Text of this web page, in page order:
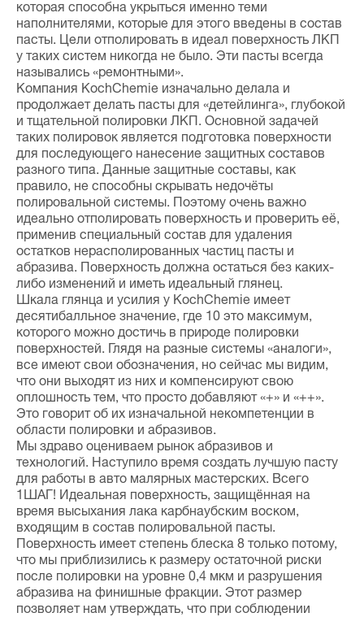
наполнителями, которые для этого введены в состав
пасты. Цели отполировать в идеал поверхность ЛКП
у таких систем никогда не было. Эти пасты всегда
назывались «ремонтными».
Компания KochChemie изначально делала и
продолжает делать пасты для «детейлинга», глубокой
и тщательной полировки ЛКП. Основной задачей
таких полировок является подготовка поверхности
для последующего нанесение защитных составов
разного типа. Данные защитные составы, как
правило, не способны скрывать недочёты
полировальной системы. Поэтому очень важно
идеально отполировать поверхность и проверить её,
применив специальный состав для удаления
остатков нерасполированных частиц пасты и
абразива. Поверхность должна остаться без каких-
либо изменений и иметь идеальный глянец.
Шкала глянца и усилия у KochChemie имеет
десятибалльное значение, где 10 это максимум,
которого можно достичь в природе полировки
поверхностей. Глядя на разные системы «аналоги»,
все имеют свои обозначения, но сейчас мы видим,
что они выходят из них и компенсируют свою
оплошность тем, что просто добавляют «+» и «++».
Это говорит об их изначальной некомпетенции в
области полировки и абразивов.
Мы здраво оцениваем рынок абразивов и
технологий. Наступило время создать лучшую пасту
для работы в авто малярных мастерских. Всего
1ШАГ! Идеальная поверхность, защищённая на
время высыхания лака карбнаубским воском,
входящим в состав полировальной пасты.
Поверхность имеет степень блеска 8 только потому,
что мы приблизились к размеру остаточной риски
после полировки на уровне 0,4 мкм и разрушения
абразива на финишные фракции. Этот размер
позволяет нам утверждать, что при соблюдении